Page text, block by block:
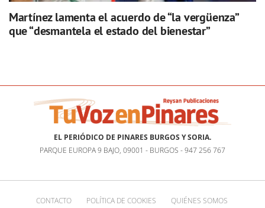
Martínez lamenta el acuerdo de “la vergüenza”
que “desmantela el estado del bienestar”
EL PERIÓDICO DE PINARES BURGOS Y SORIA.
PARQUE EUROPA 9 BAJO, 09001 - BURGOS - 947 256 767
CONTACTO POLÍTICA DE COOKIES QUIÉNES SOMOS